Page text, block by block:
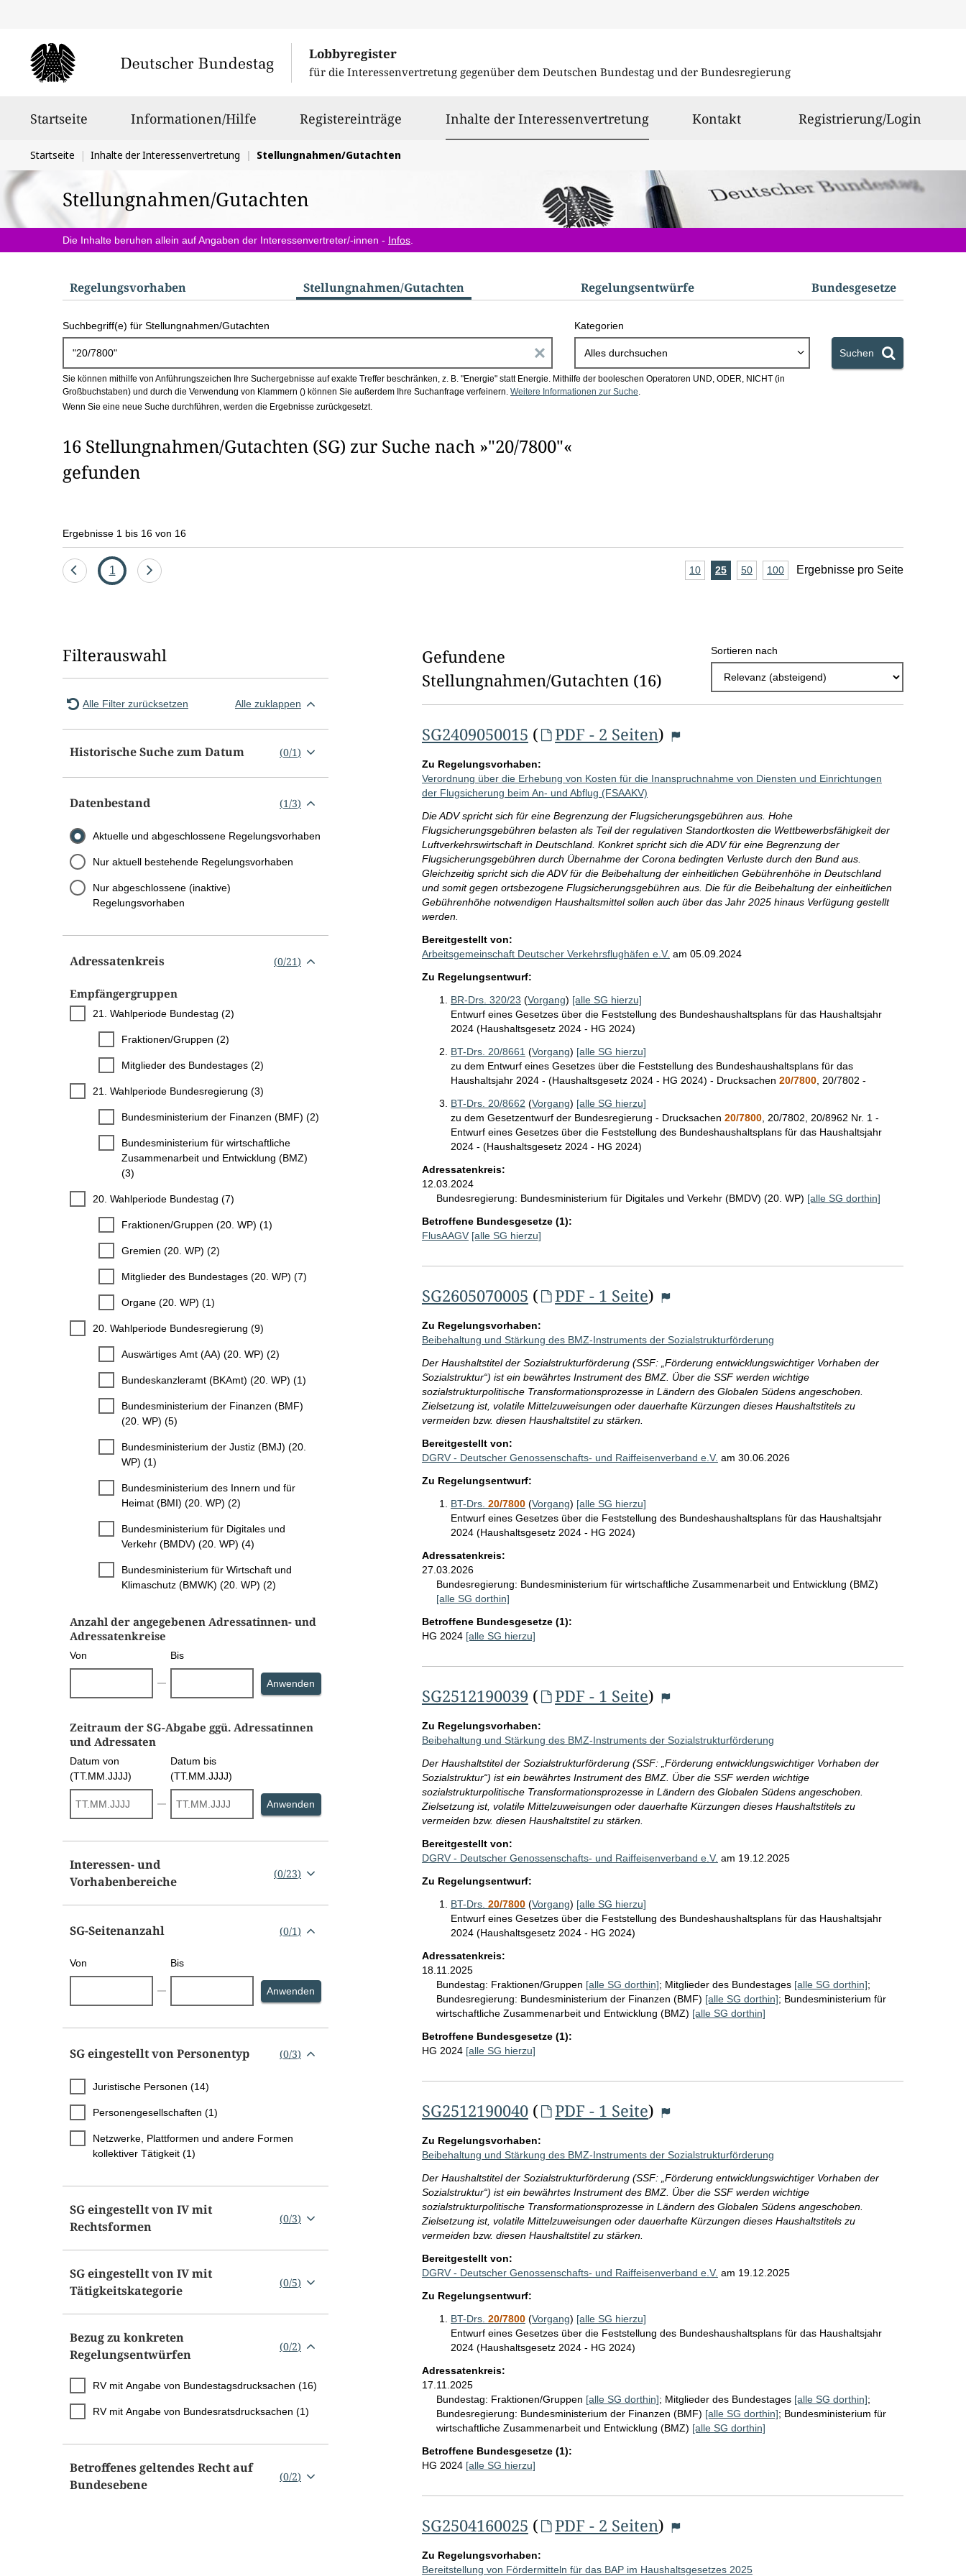
Lobbyregister
für die Interessenvertretung gegenüber dem Deutschen Bundestag und der Bundesregierung
Startseite Informationen/Hilfe Registereinträge Inhalte der Interessenvertretungausgewählt
Kontakt Registrierung/Login
Sie
befinden
sich
hier:
Startseite Inhalte der Interessenvertretung Stellungnahmen/Gutachten
Stellungnahmen/Gutachten
Die Inhalte beruhen allein auf Angaben der Interessenvertreter/-innen - Infos
S
u
c
h
b
x
Regelungs­vorhaben Stellungnahmen/​Gutachten Regelungs­entwürfe Bundes­gesetze
Suchbegriff(e) für Stellungnahmen/Gutachten
i
a
i
s
h
e
n
Kategorien
Alles durchsuchen Suchen
Sie können mithilfe von Anführungszeichen Ihre Suchergebnisse auf exakte Treffer beschränken, z. B. "Energie" statt Energie. Mithilfe der booleschen Operatoren UND, ODER, NICHT (in
Großbuchstaben) und durch die Verwendung von Klammern () können Sie außerdem Ihre Suchanfrage verfeinern. Weitere Informationen zur Suche.
Wenn Sie eine neue Suche durchführen, werden die Ergebnisse zurückgesetzt.
16 Stellungnahmen/Gutachten (SG) zur Suche nach »"20/7800"«
gefunden
Ergebnisse 1 bis 16 von 16
Eine
Seite
1
Eine
A
e
n
i
s
s
p
S
i
e
10Ergebnisse
25Ergebnisse
50Ergebnisse
100Ergebnisse
Ergebnisse pro Seite
Filterauswahl
Alle Filter zurücksetzen Alle zuklappen
Historische Suche zum Datum (0/1)
Datenbestand (1/3)
Aktuelle und abgeschlossene Regelungsvorhaben
Nur aktuell bestehende Regelungsvorhaben
Nur abgeschlossene (inaktive)
Regelungsvorhaben
Adressatenkreis (0/21)
Empfängergruppen
21. Wahlperiode Bundestag (2)
Fraktionen/Gruppen (2)
Mitglieder des Bundestages (2)
21. Wahlperiode Bundesregierung (3)
Bundesministerium der Finanzen (BMF) (2)
Bundesministerium für wirtschaftliche
Zusammenarbeit und Entwicklung (BMZ)
(3)
20. Wahlperiode Bundestag (7)
Fraktionen/Gruppen (20. WP) (1)
Gremien (20. WP) (2)
Mitglieder des Bundestages (20. WP) (7)
Organe (20. WP) (1)
20. Wahlperiode Bundesregierung (9)
Auswärtiges Amt (AA) (20. WP) (2)
Bundeskanzleramt (BKAmt) (20. WP) (1)
Bundesministerium der Finanzen (BMF)
(20. WP) (5)
Bundesministerium der Justiz (BMJ) (20.
WP) (1)
Bundesministerium des Innern und für
Heimat (BMI) (20. WP) (2)
Bundesministerium für Digitales und
Verkehr (BMDV) (20. WP) (4)
Bundesministerium für Wirtschaft und
Klimaschutz (BMWK) (20. WP) (2)
Anzahl der angegebenen Adressatinnen- und
Adressatenkreise
Von Bis
Anwenden
Zeitraum der SG-Abgabe ggü. Adressatinnen
und Adressaten
Datum von
(TT.MM.JJJJ)
Datum bis
(TT.MM.JJJJ)
Anwenden Selektion Zeitraum der SG-Abgabe ggü. Adressatinnen und Adressaten
Interessen- und
Vorhabenbereiche
(0/23)
SG-Seitenanzahl (0/1)
Von Bis
Anwenden
SG eingestellt von Personentyp (0/3)
Juristische Personen (14)
Personengesellschaften (1)
Netzwerke, Plattformen und andere Formen
kollektiver Tätigkeit (1)
SG eingestellt von IV mit
Rechtsformen
(0/3)
SG eingestellt von IV mit
Tätigkeitskategorie
(0/5)
Bezug zu konkreten
Regelungsentwürfen
(0/2)
RV mit Angabe von Bundestagsdrucksachen (16)
RV mit Angabe von Bundesratsdrucksachen (1)
Betroffenes geltendes Recht auf
Bundesebene
(0/2)
Gefundene
Stellungnahmen/⁠Gutachten (16)
Sortieren nach
SG2409050015 ( PDF - 2 Seiten)
Zu Regelungsvorhaben:
Verordnung über die Erhebung von Kosten für die Inanspruchnahme von Diensten und Einrichtungen
der Flugsicherung beim An- und Abflug (FSAAKV)
Die ADV spricht sich für eine Begrenzung der Flugsicherungsgebühren aus. Hohe
Flugsicherungsgebühren belasten als Teil der regulativen Standortkosten die Wettbewerbsfähigkeit der
Luftverkehrswirtschaft in Deutschland. Konkret spricht sich die ADV für eine Begrenzung der
Flugsicherungsgebühren durch Übernahme der Corona bedingten Verluste durch den Bund aus.
Gleichzeitig spricht sich die ADV für die Beibehaltung der einheitlichen Gebührenhöhe in Deutschland
und somit gegen ortsbezogene Flugsicherungsgebühren aus. Die für die Beibehaltung der einheitlichen
Gebührenhöhe notwendigen Haushaltsmittel sollen auch über das Jahr 2025 hinaus Verfügung gestellt
werden.
Bereitgestellt von:
Arbeitsgemeinschaft Deutscher Verkehrsflughäfen e.V. am 05.09.2024
Zu Regelungsentwurf:
BR-Drs. 320/23 (Vorgang) [alle SG hierzu]
Entwurf eines Gesetzes über die Feststellung des Bundeshaushaltsplans für das Haushaltsjahr
2024 (Haushaltsgesetz 2024 - HG 2024)
BT-Drs. 20/8661 (Vorgang) [alle SG hierzu]
zu dem Entwurf eines Gesetzes über die Feststellung des Bundeshaushaltsplans für das
Haushaltsjahr 2024 - (Haushaltsgesetz 2024 - HG 2024) - Drucksachen 20/7800, 20/7802 -
BT-Drs. 20/8662 (Vorgang) [alle SG hierzu]
zu dem Gesetzentwurf der Bundesregierung - Drucksachen 20/7800, 20/7802, 20/8962 Nr. 1 -
Entwurf eines Gesetzes über die Feststellung des Bundeshaushaltsplans für das Haushaltsjahr
2024 - (Haushaltsgesetz 2024 - HG 2024)
Adressatenkreis:
12.03.2024
Bundesregierung: Bundesministerium für Digitales und Verkehr (BMDV) (20. WP) [alle SG dorthin]
Betroffene Bundesgesetze (1):
FlusAAGV [alle SG hierzu]
SG2605070005 ( PDF - 1 Seite)
Zu Regelungsvorhaben:
Beibehaltung und Stärkung des BMZ-Instruments der Sozialstrukturförderung
Der Haushaltstitel der Sozialstrukturförderung (SSF: „Förderung entwicklungswichtiger Vorhaben der
Sozialstruktur“) ist ein bewährtes Instrument des BMZ. Über die SSF werden wichtige
sozialstrukturpolitische Transformationsprozesse in Ländern des Globalen Südens angeschoben.
Zielsetzung ist, volatile Mittelzuweisungen oder dauerhafte Kürzungen dieses Haushaltstitels zu
vermeiden bzw. diesen Haushaltstitel zu stärken.
Bereitgestellt von:
DGRV - Deutscher Genossenschafts- und Raiffeisenverband e.V. am 30.06.2026
Zu Regelungsentwurf:
BT-Drs. 20/7800(Vorgang) [alle SG hierzu]
Entwurf eines Gesetzes über die Feststellung des Bundeshaushaltsplans für das Haushaltsjahr
2024 (Haushaltsgesetz 2024 - HG 2024)
Adressatenkreis:
27.03.2026
Bundesregierung: Bundesministerium für wirtschaftliche Zusammenarbeit und Entwicklung (BMZ)
[alle SG dorthin]
Betroffene Bundesgesetze (1):
HG 2024 [alle SG hierzu]
SG2512190039 ( PDF - 1 Seite)
Zu Regelungsvorhaben:
Beibehaltung und Stärkung des BMZ-Instruments der Sozialstrukturförderung
Der Haushaltstitel der Sozialstrukturförderung (SSF: „Förderung entwicklungswichtiger Vorhaben der
Sozialstruktur“) ist ein bewährtes Instrument des BMZ. Über die SSF werden wichtige
sozialstrukturpolitische Transformationsprozesse in Ländern des Globalen Südens angeschoben.
Zielsetzung ist, volatile Mittelzuweisungen oder dauerhafte Kürzungen dieses Haushaltstitels zu
vermeiden bzw. diesen Haushaltstitel zu stärken.
Bereitgestellt von:
DGRV - Deutscher Genossenschafts- und Raiffeisenverband e.V. am 19.12.2025
Zu Regelungsentwurf:
BT-Drs. 20/7800(Vorgang) [alle SG hierzu]
Entwurf eines Gesetzes über die Feststellung des Bundeshaushaltsplans für das Haushaltsjahr
2024 (Haushaltsgesetz 2024 - HG 2024)
Adressatenkreis:
18.11.2025
Bundestag: Fraktionen/Gruppen [alle SG dorthin]; Mitglieder des Bundestages [alle SG dorthin];
Bundesregierung: Bundesministerium der Finanzen (BMF) [alle SG dorthin]; Bundesministerium für
wirtschaftliche Zusammenarbeit und Entwicklung (BMZ) [alle SG dorthin]
Betroffene Bundesgesetze (1):
HG 2024 [alle SG hierzu]
SG2512190040( PDF - 1 Seite)
Zu Regelungsvorhaben:
Beibehaltung und Stärkung des BMZ-Instruments der Sozialstrukturförderung
Der Haushaltstitel der Sozialstrukturförderung (SSF: „Förderung entwicklungswichtiger Vorhaben der
Sozialstruktur“) ist ein bewährtes Instrument des BMZ. Über die SSF werden wichtige
sozialstrukturpolitische Transformationsprozesse in Ländern des Globalen Südens angeschoben.
Zielsetzung ist, volatile Mittelzuweisungen oder dauerhafte Kürzungen dieses Haushaltstitels zu
vermeiden bzw. diesen Haushaltstitel zu stärken.
Bereitgestellt von:
DGRV - Deutscher Genossenschafts- und Raiffeisenverband e.V. am 19.12.2025
Zu Regelungsentwurf:
BT-Drs. 20/7800(Vorgang) [alle SG hierzu]
Entwurf eines Gesetzes über die Feststellung des Bundeshaushaltsplans für das Haushaltsjahr
2024 (Haushaltsgesetz 2024 - HG 2024)
Adressatenkreis:
17.11.2025
Bundestag: Fraktionen/Gruppen [alle SG dorthin]; Mitglieder des Bundestages [alle SG dorthin];
Bundesregierung: Bundesministerium der Finanzen (BMF) [alle SG dorthin]; Bundesministerium für
wirtschaftliche Zusammenarbeit und Entwicklung (BMZ) [alle SG dorthin]
Betroffene Bundesgesetze (1):
HG 2024 [alle SG hierzu]
SG2504160025 ( PDF - 2 Seiten)
Zu Regelungsvorhaben:
Bereitstellung von Fördermitteln für das BAP im Haushaltsgesetzes 2025